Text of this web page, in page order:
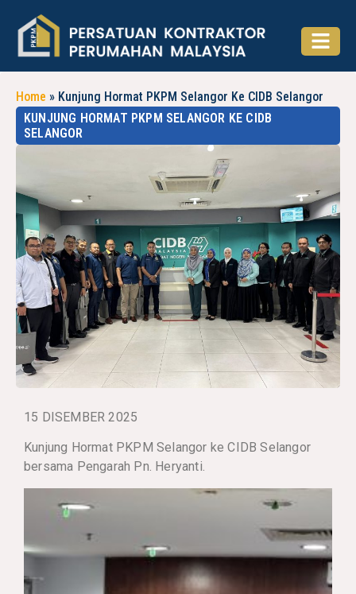
Home » Kunjung Hormat PKPM Selangor Ke CIDB Selangor
KUNJUNG HORMAT PKPM SELANGOR KE CIDB
SELANGOR
15 DISEMBER 2025
Kunjung Hormat PKPM Selangor ke CIDB Selangor
bersama Pengarah Pn. Heryanti.